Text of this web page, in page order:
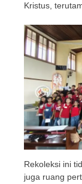
Kristus,
Rekoleksi ini
juga ruang